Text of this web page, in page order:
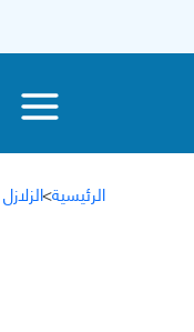
الرئيسية>الزلازل